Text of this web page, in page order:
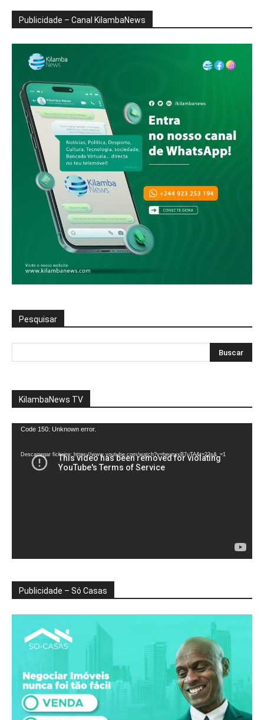
Publicidade – Canal KilambaNews
Pesquisar
KilambaNews TV
Reprodutor
vídeo
Code 150: Unknown error.
Descarregar ficheiro: https://www.youtube.com/watch?v=heunxxB7uTA&t=22s&_=1
Publicidade – Só Casas